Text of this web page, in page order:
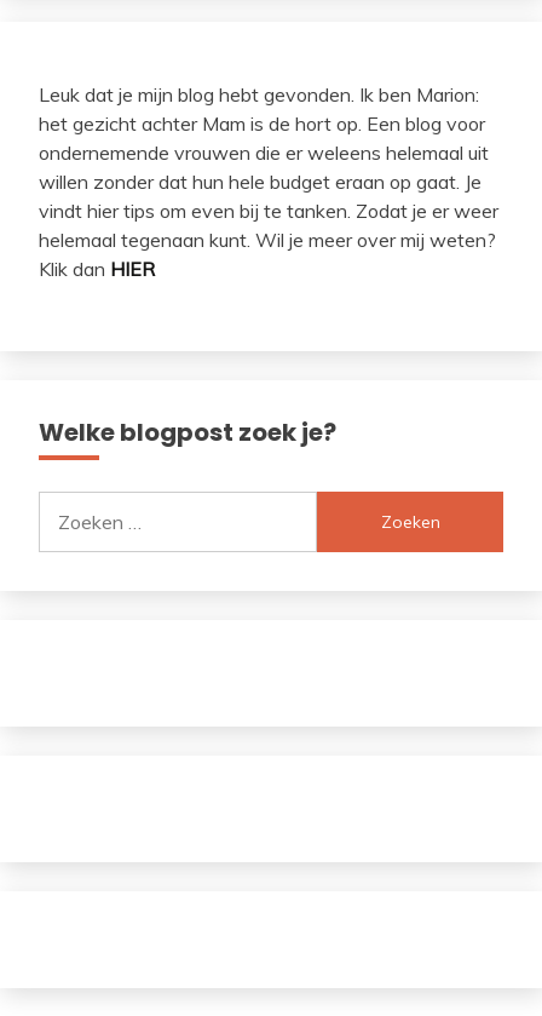
Leuk dat je mijn blog hebt gevonden. Ik ben Marion:
het gezicht achter Mam is de hort op. Een blog voor
ondernemende vrouwen die er weleens helemaal uit
willen zonder dat hun hele budget eraan op gaat. Je
vindt hier tips om even bij te tanken. Zodat je er weer
helemaal tegenaan kunt. Wil je meer over mij weten?
Klik dan HIER
Welke blogpost zoek je?
naar: